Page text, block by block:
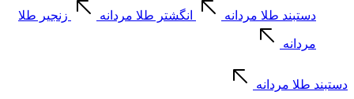
دستبند طلا مردانه انگشتر طلا مردانه زنجیر طلا
مردانه
دستبند طلا مردانه